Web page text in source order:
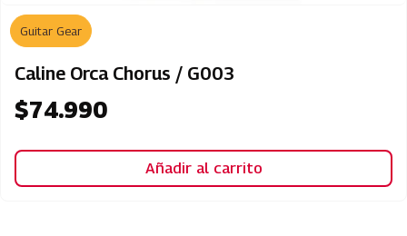
Guitar Gear
Caline Orca Chorus / G003
$74.990
Añadir al carrito